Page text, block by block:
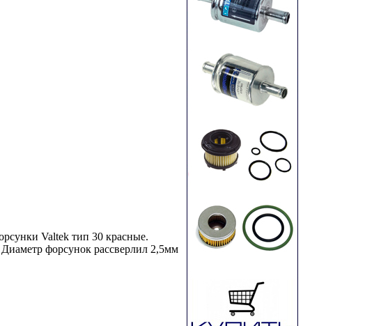
Valtek тип 30 красные.
форсунок рассверлил 2,5мм